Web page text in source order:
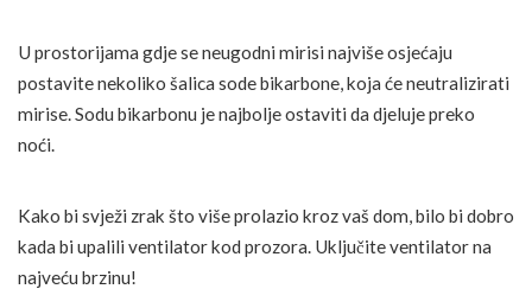
U prostorijama gdje se neugodni mirisi najviše osjećaju
postavite nekoliko šalica sode bikarbone, koja će neutralizirati
mirise. Sodu bikarbonu je najbolje ostaviti da djeluje preko
noći.
Kako bi svježi zrak što više prolazio kroz vaš dom, bilo bi dobro
kada bi upalili ventilator kod prozora. Uključite ventilator na
najveću brzinu!